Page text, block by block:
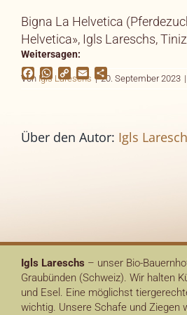
Bigna La Helvetica
Helvetica», Igls Lareschs,
Weitersagen:
Facebook
WhatsApp
Copy
Link
EmailTeilen
Von Igls Lareschs | 20. September 2023 |
Über den Autor: Igls
Igls Lareschs – unser Bio-
Graubünden (Schweiz). Wir halten
und Esel. Eine möglichst
wichtig. Unsere Schafe und Ziegen